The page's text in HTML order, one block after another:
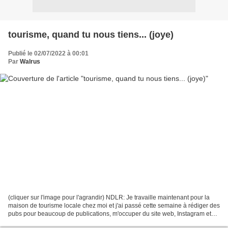
tourisme, quand tu nous tiens... (joye)
Publié le 02/07/2022 à 00:01
Par Walrus
(cliquer sur l'image pour l'agrandir) NDLR: Je travaille maintenant pour la
maison de tourisme locale chez moi et j'ai passé cette semaine à rédiger des
pubs pour beaucoup de publications, m'occuper du site web, Instagram et